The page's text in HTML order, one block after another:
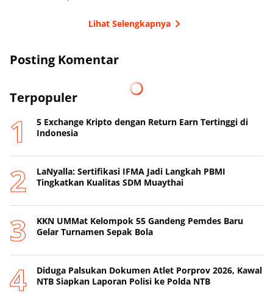
Lihat Selengkapnya
Posting Komentar
Terpopuler
5 Exchange Kripto dengan Return Earn Tertinggi di
Indonesia
LaNyalla: Sertifikasi IFMA Jadi Langkah PBMI
Tingkatkan Kualitas SDM Muaythai
KKN UMMat Kelompok 55 Gandeng Pemdes Baru
Gelar Turnamen Sepak Bola
Diduga Palsukan Dokumen Atlet Porprov 2026, Kawal
NTB Siapkan Laporan Polisi ke Polda NTB